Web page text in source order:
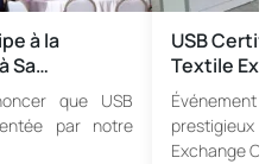
à la
Sa…
que USB
par notre
USB
Textile
prestigieux
Exchange